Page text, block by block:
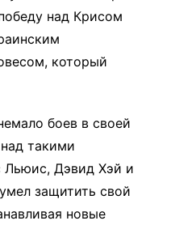
над Крисом
который
боев в своей
такими
Льюис, Дэвид Хэй и
защитить свой
новые